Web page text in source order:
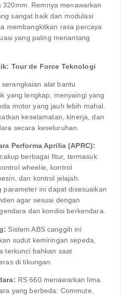
Remnya menawarkan
sangat baik dan modulasi
membangkitkan rasa percaya
yang paling menantang
Tour de Force Teknologi
alat bantu
yang lengkap, menyaingi yang
motor yang jauh lebih mahal.
keselamatan, kinerja, dan
secara keseluruhan.
Performa Aprilia (APRC):
berbagai fitur, termasuk
wheelie, kontrol
dan kontrol jelajah.
parameter ini dapat disesuaikan
agar sesuai dengan
dan kondisi berkendara.
Sistem ABS canggih ini
sudut kemiringan sepeda,
terkunci bahkan saat
di tikungan.
RS 660 menawarkan lima
yang berbeda: Commute,